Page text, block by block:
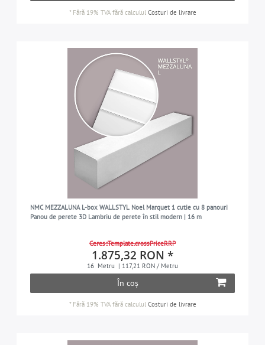
* Fără 19% TVAfără calculul Costuri de livrare
NMC MEZZALUNA L-box WALLSTYL Noel Marquet 1 cutie cu 8 panouri
Panou de perete 3D Lambriu de perete în stil modern | 16 m
Ceres::Template.crossPriceRRP
1.875,32 RON *
16 Metru | 117,21 RON / Metru
În coș
* Fără 19% TVAfără calculul Costuri de livrare